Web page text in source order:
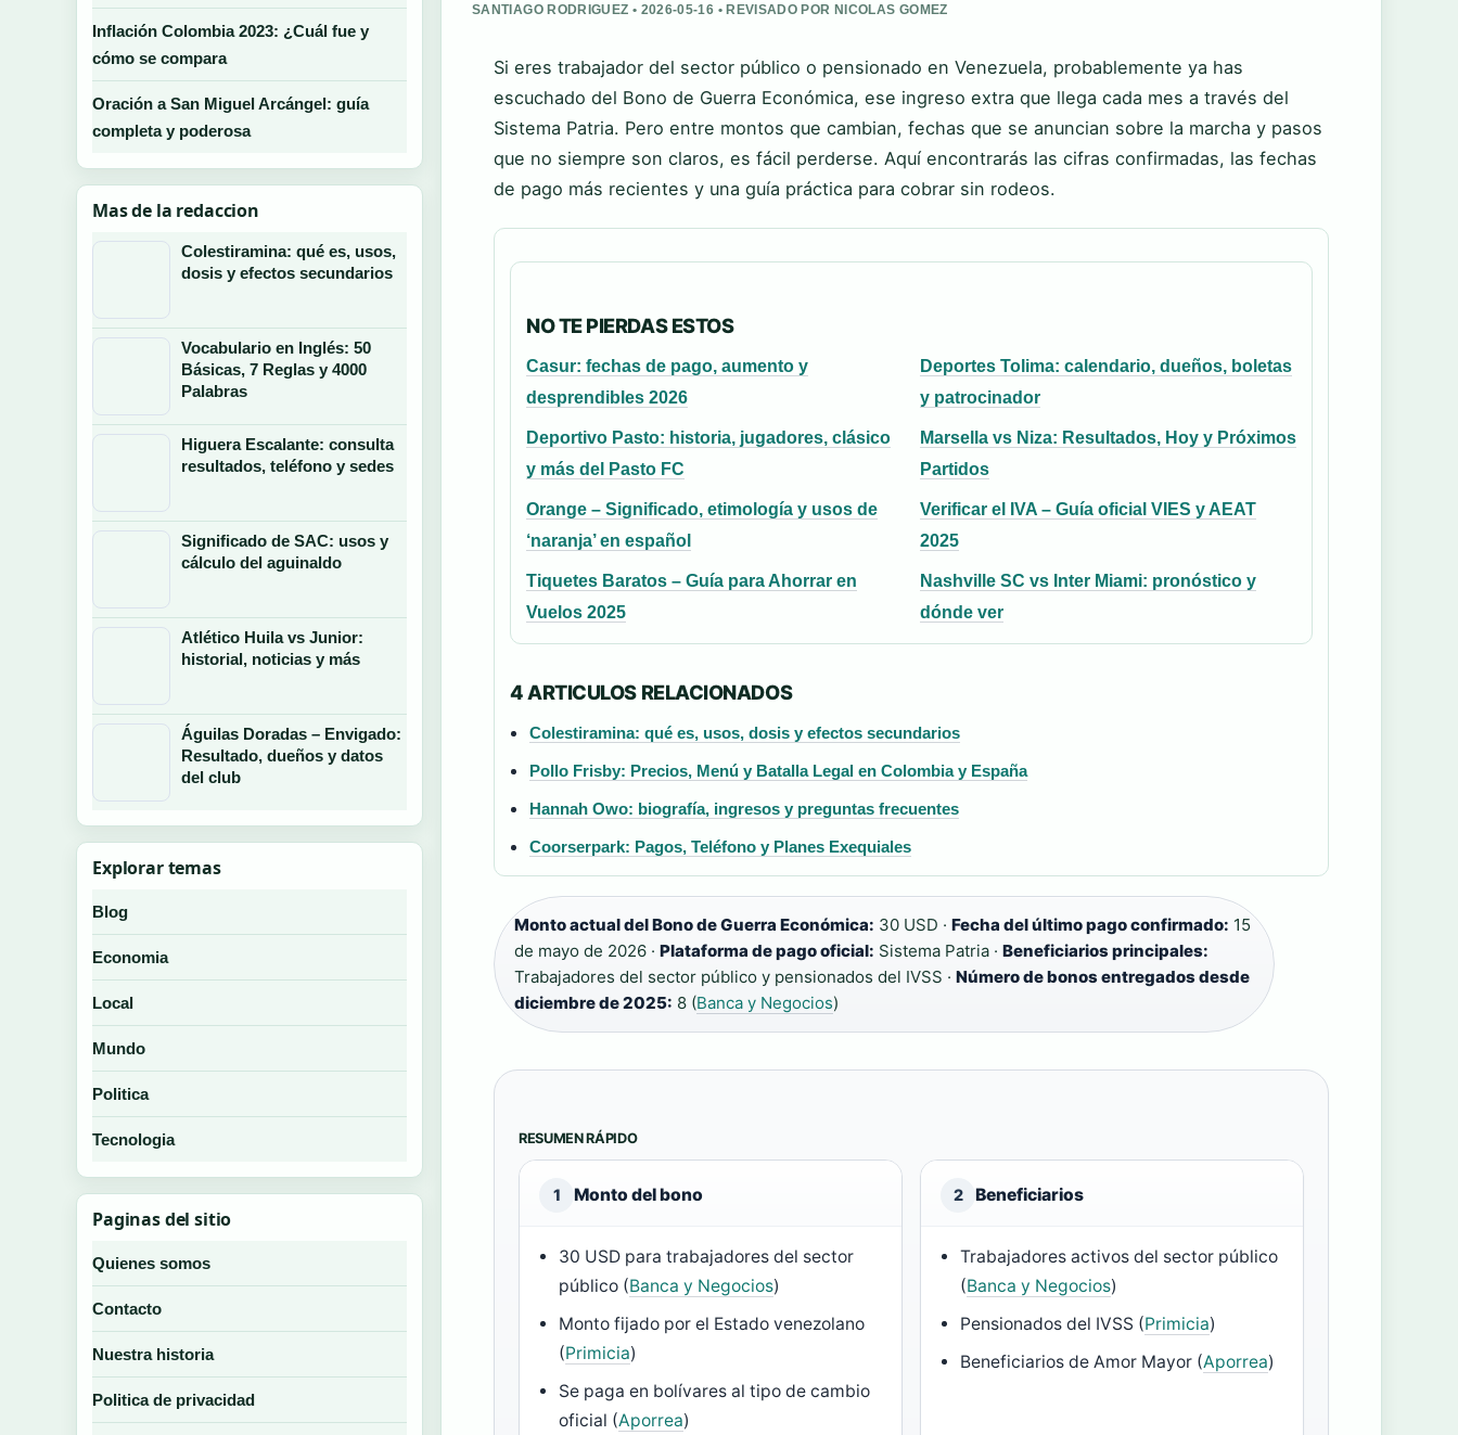
SANTIAGO RODRIGUEZ • 2026-05-16 • REVISADO POR NICOLAS GOMEZ
Si eres trabajador del sector público o pensionado en Venezuela, probablemente ya has
escuchado del Bono de Guerra Económica, ese ingreso extra que llega cada mes a través del
Sistema Patria. Pero entre montos que cambian, fechas que se anuncian sobre la marcha y pasos
que no siempre son claros, es fácil perderse. Aquí encontrarás las cifras confirmadas, las fechas
de pago más recientes y una guía práctica para cobrar sin rodeos.
NO TE PIERDAS ESTOS
Casur: fechas de pago, aumento y
desprendibles 2026
Deportes Tolima: calendario, dueños, boletas
y patrocinador
Deportivo Pasto: historia, jugadores, clásico
y más del Pasto FC
Marsella vs Niza: Resultados, Hoy y Próximos
Partidos
Orange – Significado, etimología y usos de
‘naranja’ en español
Verificar el IVA – Guía oficial VIES y AEAT
2025
Tiquetes Baratos – Guía para Ahorrar en
Vuelos 2025
Nashville SC vs Inter Miami: pronóstico y
dónde ver
4 ARTICULOS RELACIONADOS
Colestiramina: qué es, usos, dosis y efectos secundarios
Pollo Frisby: Precios, Menú y Batalla Legal en Colombia y España
Hannah Owo: biografía, ingresos y preguntas frecuentes
Coorserpark: Pagos, Teléfono y Planes Exequiales
Monto actual del Bono de Guerra Económica: 30 USD · Fecha del último pago confirmado: 15
de mayo de 2026 · Plataforma de pago oficial: Sistema Patria · Beneficiarios principales:
Trabajadores del sector público y pensionados del IVSS · Número de bonos entregados desde
diciembre de 2025: 8 (Banca y Negocios)
RESUMEN RÁPIDO
1 Monto del bono
30 USD para trabajadores del sector
público (Banca y Negocios)
Monto fijado por el Estado venezolano
(Primicia)
Se paga en bolívares al tipo de cambio
oficial (Aporrea)
2 Beneficiarios
Trabajadores activos del sector público
(Banca y Negocios)
Pensionados del IVSS (Primicia)
Beneficiarios de Amor Mayor (Aporrea)
Inflación Colombia 2023: ¿Cuál fue y
cómo se compara
Oración a San Miguel Arcángel: guía
completa y poderosa
Mas de la redaccion
Colestiramina: qué es, usos,
dosis y efectos secundarios
Vocabulario en Inglés: 50
Básicas, 7 Reglas y 4000
Palabras
Higuera Escalante: consulta
resultados, teléfono y sedes
Significado de SAC: usos y
cálculo del aguinaldo
Atlético Huila vs Junior:
historial, noticias y más
Águilas Doradas – Envigado:
Resultado, dueños y datos
del club
Explorar temas
Blog
Economia
Local
Mundo
Politica
Tecnologia
Paginas del sitio
Quienes somos
Contacto
Nuestra historia
Politica de privacidad